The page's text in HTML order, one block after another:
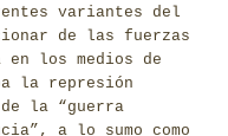
variantes del
de las fuerzas
en los medios de
la represión
de la “guerra
a lo sumo como